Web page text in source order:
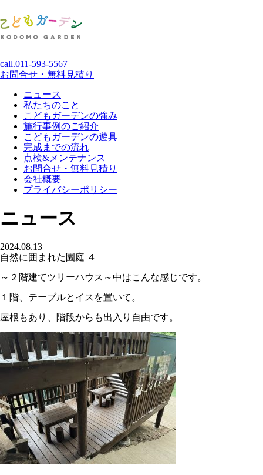
call.011-593-5567
お問合せ・無料見積り
ニュース
私たちのこと
こどもガーデンの強み
施行事例のご紹介
こどもガーデンの遊具
完成までの流れ
点検&メンテナンス
お問合せ・無料見積り
会社概要
プライバシーポリシー
ニュース
2024.08.13
自然に囲まれた園庭 ４
～２階建てツリーハウス～中はこんな感じです。
１階、テーブルとイスを置いて。
屋根もあり、階段からも出入り自由です。